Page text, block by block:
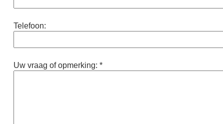
Telefoon:
Uw vraag of opmerking: *